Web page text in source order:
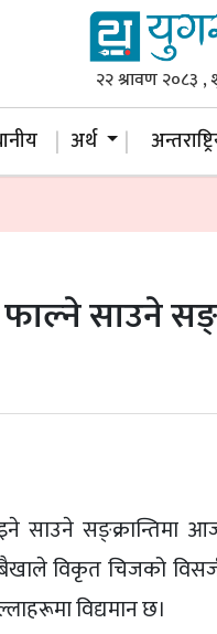
२२ श्रावण २०८३ ,
अर्थ
साउने
साउने सङ्क्रान्तिमा
विकृत चिजको
विद्यमान छ।